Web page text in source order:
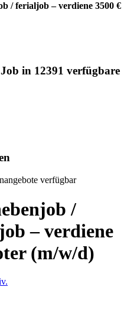
/ ferialjob – verdiene 3500 €
in 12391 verfügbare
verfügbar
/
– verdiene
(m/w/d)